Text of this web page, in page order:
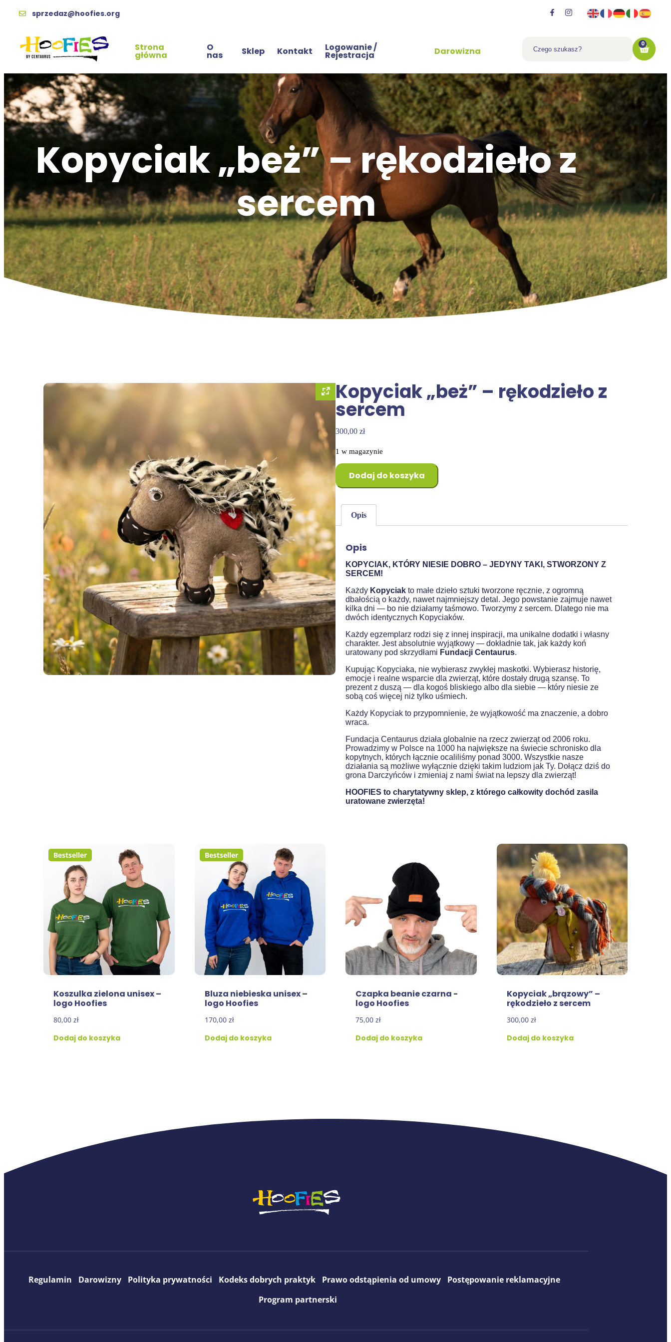
sprzedaz@hoofies.org
Strona
główna
O
nas Sklep Kontakt Logowanie /
Rejestracja Darowizna
0
Kopyciak „beż” – rękodzieło z
sercem
Kopyciak „beż” – rękodzieło z
sercem
300,00 zł
1 w magazynie
Dodaj do koszyka
Opis
Opis
KOPYCIAK, KTÓRY NIESIE DOBRO – JEDYNY TAKI, STWORZONY Z
SERCEM!
Każdy Kopyciak to małe dzieło sztuki tworzone ręcznie, z ogromną
dbałością o każdy, nawet najmniejszy detal. Jego powstanie zajmuje nawet
kilka dni — bo nie działamy taśmowo. Tworzymy z sercem. Dlatego nie ma
dwóch identycznych Kopyciaków.
Każdy egzemplarz rodzi się z innej inspiracji, ma unikalne dodatki i własny
charakter. Jest absolutnie wyjątkowy — dokładnie tak, jak każdy koń
uratowany pod skrzydłami Fundacji Centaurus.
Kupując Kopyciaka, nie wybierasz zwykłej maskotki. Wybierasz historię,
emocje i realne wsparcie dla zwierząt, które dostały drugą szansę. To
prezent z duszą — dla kogoś bliskiego albo dla siebie — który niesie ze
sobą coś więcej niż tylko uśmiech.
Każdy Kopyciak to przypomnienie, że wyjątkowość ma znaczenie, a dobro
wraca.
Fundacja Centaurus działa globalnie na rzecz zwierząt od 2006 roku.
Prowadzimy w Polsce na 1000 ha największe na świecie schronisko dla
kopytnych, których łącznie ocaliliśmy ponad 3000. Wszystkie nasze
działania są możliwe wyłącznie dzięki takim ludziom jak Ty. Dołącz dziś do
grona Darczyńców i zmieniaj z nami świat na lepszy dla zwierząt!
HOOFIES to charytatywny sklep, z którego całkowity dochód zasila
uratowane zwierzęta!
Bestseller
Koszulka zielona unisex –
logo Hoofies
80,00 zł
Dodaj do koszyka
Bestseller
Bluza niebieska unisex –
logo Hoofies
170,00 zł
Dodaj do koszyka
Czapka beanie czarna -
logo Hoofies
75,00 zł
Dodaj do koszyka
Kopyciak „brązowy” –
rękodzieło z sercem
300,00 zł
Dodaj do koszyka
Regulamin Darowizny Polityka prywatności Kodeks dobrych praktyk Prawo odstąpienia od umowy
Postępowanie reklamacyjne
Program partnerski